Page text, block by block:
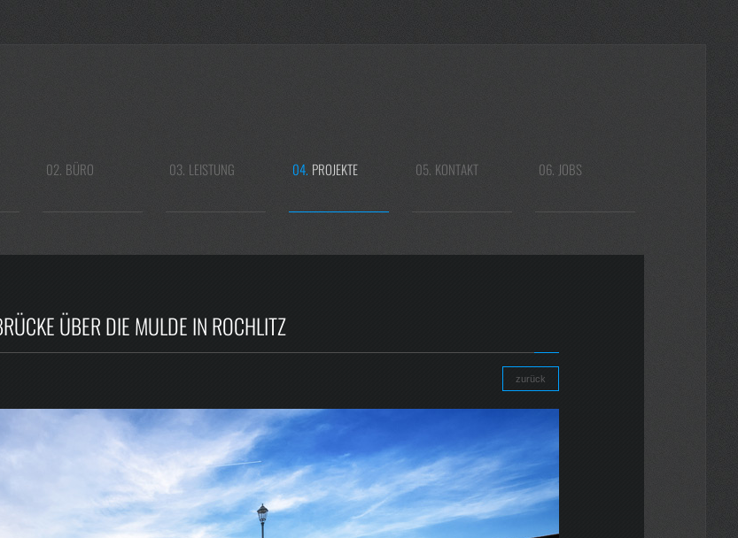
02. BÜRO 03. LEISTUNG 04. PROJEKTE 05. KONTAKT 06. JOBS
ÜBER DIE MULDE IN ROCHLITZ
zurück